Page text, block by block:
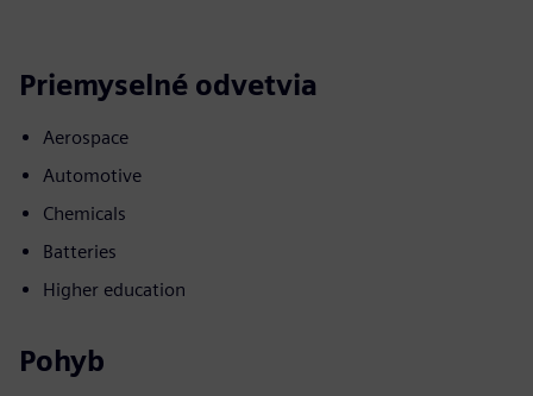
Priemyselné odvetvia
Aerospace
Automotive
Chemicals
Batteries
Higher education
Pohyb